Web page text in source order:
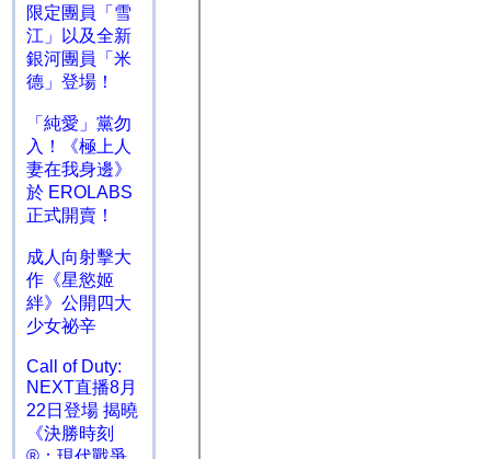
限定團員「雪
江」以及全新
銀河團員「米
德」登場！
「純愛」黨勿
入！《極上人
妻在我身邊》
於 EROLABS
正式開賣！
成人向射擊大
作《星慾姬
絆》公開四大
少女祕辛
Call of Duty:
NEXT直播8月
22日登場 揭曉
《決勝時刻